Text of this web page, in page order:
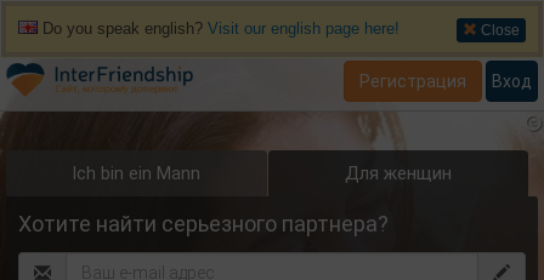
Close
Do you speak english? Visit our english page here!
Ich bin ein Mann Для женщин
Хотите найти серьезного партнера?
Регистрация Вход